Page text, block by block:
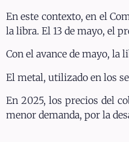
En este contexto, en el
la libra. El 13 de mayo, el
Con el avance de mayo, la
El metal, utilizado en los
En 2025, los precios del
menor demanda, por la